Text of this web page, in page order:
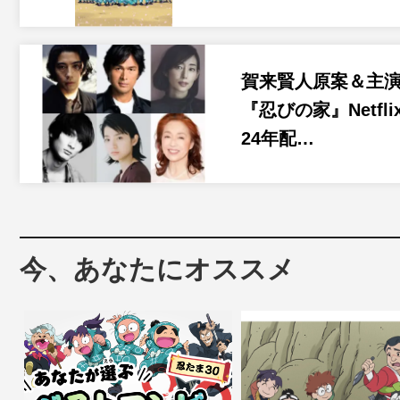
賀来賢人原案＆主
『忍びの家』
24年配…
今、あなたにオススメ